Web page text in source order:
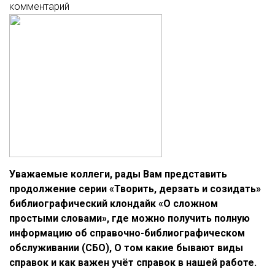
комментарий
Уважаемые коллеги, рады Вам представить
продолжение серии «Творить, дерзать и созидать»
библиографический клондайк «О сложном
простыми словами», где можно получить полную
информацию об справочно-библиографическом
обслуживании (СБО), О том какие бывают виды
справок и как важен учёт справок в нашей работе.